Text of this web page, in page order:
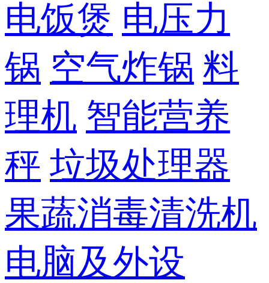
电饭煲 电压力
锅 空气炸锅 料
理机 智能营养
秤 垃圾处理器
果蔬消毒清洗机
电脑及外设